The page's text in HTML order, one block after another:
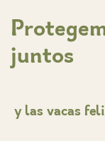
juntos
y las vacas